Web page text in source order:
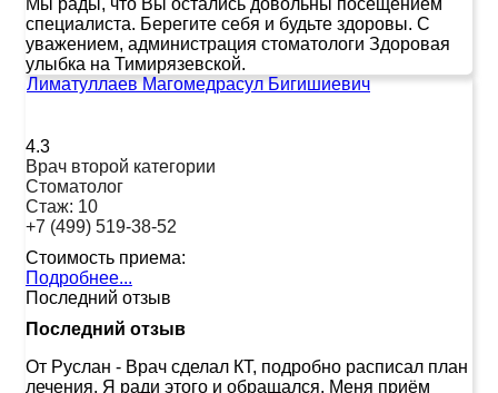
специалиста. Берегите себя и будьте здоровы. С
уважением, администрация стоматологи Здоровая
улыбка на Тимирязевской.
Лиматуллаев Магомедрасул Бигишиевич
4.3
Врач второй категории
Стоматолог
Стаж: 10
+7 (499) 519-38-52
Стоимость приема:
Подробнее...
Последний отзыв
Последний отзыв
От Руслан - Врач сделал КТ, подробно расписал план
лечения. Я ради этого и обращался. Меня приём